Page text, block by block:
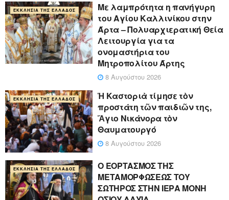
ΕΚΚΛΗΣΊΑ ΤΗΣ ΕΛΛΆΔΟΣ
Με λαμπρότητα η πανήγυρη
του Αγίου Καλλινίκου στην
Άρτα – Πολυαρχιερατική Θεία
Λειτουργία για τα
ονομαστήρια του
Μητροπολίτου Άρτης
8 Αυγούστου 2026
ΕΚΚΛΗΣΊΑ ΤΗΣ ΕΛΛΆΔΟΣ
Ἡ Καστοριὰ τίμησε τὸν
προστάτη τῶν παιδιῶν της,
Ἅγιο Νικάνορα τὸν
Θαυματουργό
8 Αυγούστου 2026
ΕΚΚΛΗΣΊΑ ΤΗΣ ΕΛΛΆΔΟΣ
Ο ΕΟΡΤΑΣΜΟΣ ΤΗΣ
ΜΕΤΑΜΟΡΦΩΣΕΩΣ ΤΟΥ
ΣΩΤΗΡΟΣ ΣΤΗΝ ΙΕΡΑ ΜΟΝΗ